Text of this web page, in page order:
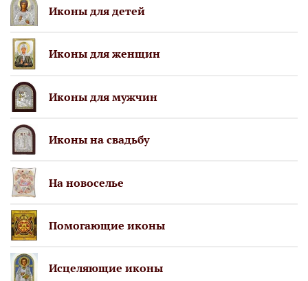
Иконы для детей
Иконы для женщин
Иконы для мужчин
Иконы на свадьбу
На новоселье
Помогающие иконы
Исцеляющие иконы